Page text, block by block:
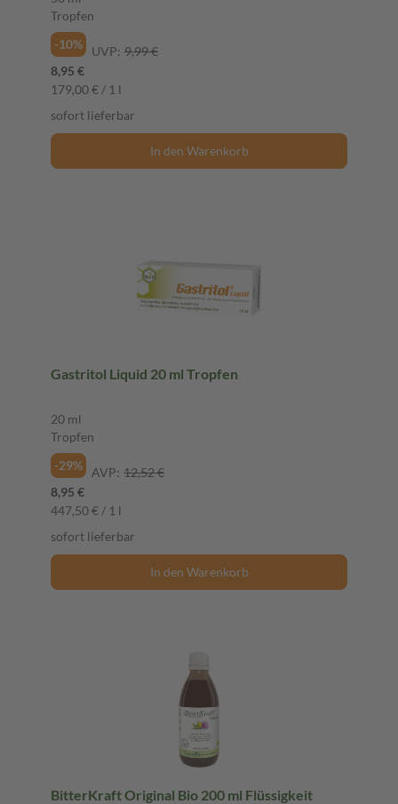
Tropfen
-10%
UVP: 9,99 €
8,95 €
179,00 € / 1 l
sofort lieferbar
In den Warenkorb
Gastritol Liquid 20 ml Tropfen
20 ml
Tropfen
-29%
AVP: 12,52 €
8,95 €
447,50 € / 1 l
sofort lieferbar
In den Warenkorb
BitterKraft Original Bio 200 ml Flüssigkeit